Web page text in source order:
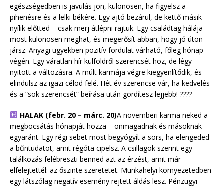
egészségedben is javulás jön, különösen, ha figyelsz a
pihenésre és a lelki békére. Egy ajtó bezárul, de kettő másik
nyílik előtted – csak merj átlépni rajtuk. Egy családtag hálája
most különösen meghat, és megerősít abban, hogy jó úton
jársz. Anyagi ügyekben pozitív fordulat várható, főleg hónap
végén. Egy váratlan hír külföldről szerencsét hoz, de légy
nyitott a változásra. A múlt karmája végre kiegyenlítődik, és
elindulsz az igazi célod felé. Hét év szerencse vár, ha kedvelés
és a “sok szerencsét” beírása után gördítesz lejjebb! ????
HALAK (febr. 20 – márc. 20)A novemberi karma neked a
megbocsátás hónapját hozza – önmagadnak és másoknak
egyaránt. Egy régi sebet most begyógyít a sors, ha elengeded
a bűntudatot, amit régóta cipelsz. A csillagok szerint egy
találkozás felébreszti benned azt az érzést, amit már
elfelejtettél: az őszinte szeretetet. Munkahelyi környezetedben
egy látszólag negatív esemény rejtett áldás lesz. Pénzügyi